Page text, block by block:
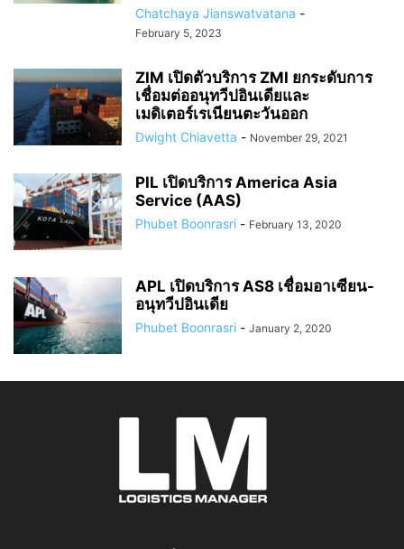
Chatchaya Jianswatvatana -
February 5, 2023
ZIM เปิดตัวบริการ ZMI ยกระดับการ
เชื่อมต่ออนุทวีปอินเดียและ
เมดิเตอร์เรเนียนตะวันออก
Dwight Chiavetta - November 29, 2021
PIL เปิดบริการ America Asia
Service (AAS)
Phubet Boonrasri - February 13, 2020
APL เปิดบริการ AS8 เชื่อมอาเซียน-
อนุทวีปอินเดีย
Phubet Boonrasri - January 2, 2020